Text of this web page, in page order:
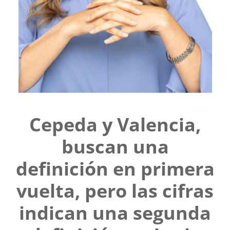
Cepeda y Valencia,
buscan una
definición en primera
vuelta, pero las cifras
indican una segunda